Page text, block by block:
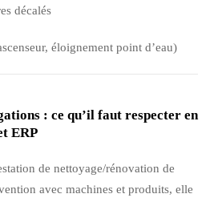
décalés
éloignement point d’eau)
: ce qu’il faut respecter en
ERP
de nettoyage/rénovation de
avec machines et produits, elle